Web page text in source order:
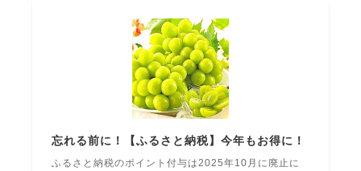
忘れる前に！【ふるさと納税】今年もお得に！
ふるさと納税のポイント付与は2025年10月に廃止に